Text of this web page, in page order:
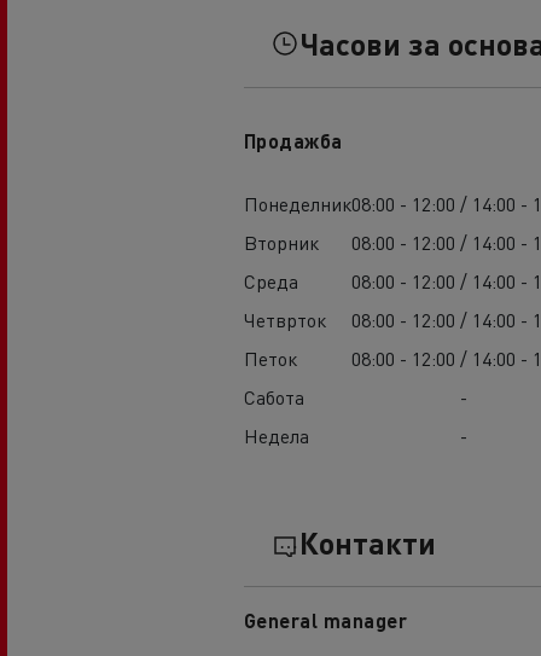
Часови за
Продажба
Понеделник08:00 - 12:00 / 14:00 -
Вторник
08:00 - 12:00 / 14:00 -
Среда
08:00 - 12:00 / 14:00 -
Четврток
08:00 - 12:00 / 14:00 -
Петок
08:00 - 12:00 / 14:00 -
Сабота
-
Недела
-
Контакти
General manager